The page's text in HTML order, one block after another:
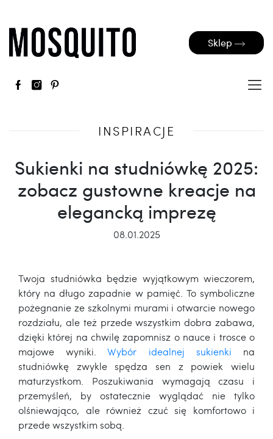
Sklep
INSPIRACJE
Sukienki na studniówkę 2025:
zobacz gustowne kreacje na
elegancką imprezę
08.01.2025
Twoja studniówka będzie wyjątkowym wieczorem,
który na długo zapadnie w pamięć. To symboliczne
pożegnanie ze szkolnymi murami i otwarcie nowego
rozdziału, ale też przede wszystkim dobra zabawa,
dzięki której na chwilę zapomnisz o nauce i trosce o
majowe wyniki.Wybór idealnej sukienki na
studniówkę zwykle spędza sen z powiek wielu
maturzystkom. Poszukiwania wymagają czasu i
przemyśleń, by ostatecznie wyglądać nie tylko
olśniewająco, ale również czuć się komfortowo i
przede wszystkim sobą.